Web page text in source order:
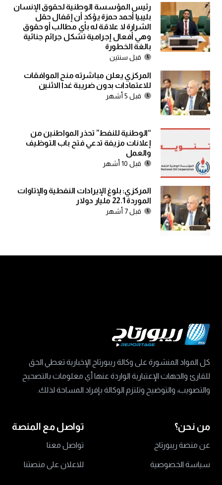
رئيس المؤسسة الوطنية لحقوق الإنسان
بليبيا أحمد حمزة يؤكد أن إقفال حقل
الشرارة لا علاقة له بأي مطالب أو حقوق
وهي أفعال إجرامية تشكل جرائم جنائية
بالغة الخطورة
قبل سنتين
المركزي يعلن مباشرته منح الموافقات
للاعتمادات بدون ضريبة غدا الاثنين
قبل 5 أشهر
“الوطنية للنفط” تحذر المواطنين من
إعلانات مزيفة تدعي فتح باب التوظيف
والعمل
قبل 10 أشهر
المركزي: بلوغ الإيرادات النفطية والإتاوات
الموردة 22.1 مليار دولار
قبل 7 أشهر
كل المواد المنشورة على وكالة ريبورتاج الإخبارية تعطي الحق
للقارئ والجهات الإعتبارية الواردة عنها أي معلومات بالتصحيح
والتصويب، والتوضيح وتلتزم الوكالة بإفراد المساحة لذلك.
من نحن؟
عن منصة ريبورتاج
سياسة الخصوصية
تواصل مع المنصة
تواصل معنا
للاعلان على منصتنا